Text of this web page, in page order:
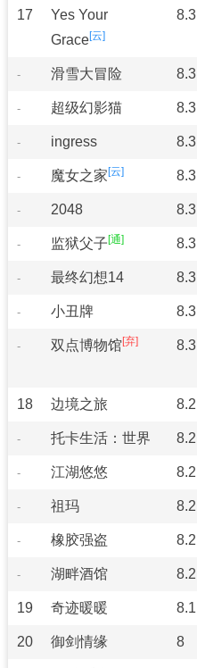
17
Yes Your
Grace
8.3
- 滑雪大冒险 8.3
- 超级幻影猫 8.3
- ingress 8.3
- 魔女之家 8.3
- 2048 8.3
- 监狱父子 8.3
- 最终幻想14 8.3
- 小丑牌 8.3
- 双点博物馆 8.3
18 边境之旅 8.2
- 托卡生活：世界 8.2
- 江湖悠悠 8.2
- 祖玛 8.2
- 橡胶强盗 8.2
- 湖畔酒馆 8.2
19 奇迹暖暖 8.1
20 御剑情缘 8